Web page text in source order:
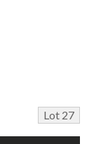
Lot 27